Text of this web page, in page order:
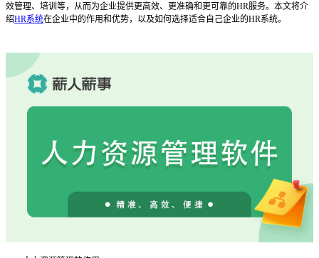
效管理、培训等，从而为企业提供更高效、更准确和更可靠的HR服务。本文将介
绍HR系统在企业中的作用和优势，以及如何选择适合自己企业的HR系统。